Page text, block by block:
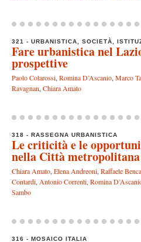
321 - URBANISTICA, SOCIETÀ,
Fare urbanistica nel
prospettive
Paolo Colarossi, Romina D’Ascanio, Marco
Ravagnan, Chiara Amato
318 - RASSEGNA URBANISTICA
Le criticità e le
nella Città
Chiara Amato, Elena Andreoni, Raffaele
Contardi, Antonio Correnti, Romina
Sambo
316 - MOSAICO ITALIA